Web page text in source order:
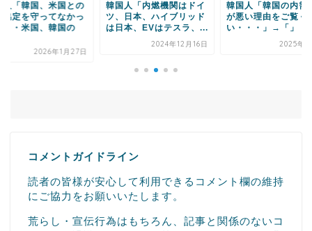
人「内燃機関はドイ
日本、ハイブリッド
本、EVはテスラ、...
韓国人「韓国の内需景気
が悪い理由をご覧くださ
い・・・」→「」
2025年2月1日
韓国人「暴落を続け
ムスン株のチャート
覧ください・・・」
コメントガイドライン
読者の皆様が安心して利用できるコメント欄の維持
にご協力をお願いいたします。
荒らし・宣伝行為はもちろん、記事と関係のないコ